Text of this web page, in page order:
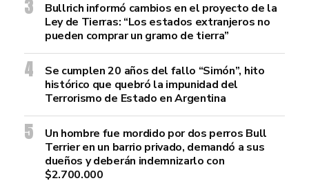
Bullrich informó cambios en el proyecto de la
Ley de Tierras: “Los estados extranjeros no
pueden comprar un gramo de tierra”
Se cumplen 20 años del fallo “Simón”, hito
histórico que quebró la impunidad del
Terrorismo de Estado en Argentina
Un hombre fue mordido por dos perros Bull
Terrier en un barrio privado, demandó a sus
dueños y deberán indemnizarlo con
$2.700.000